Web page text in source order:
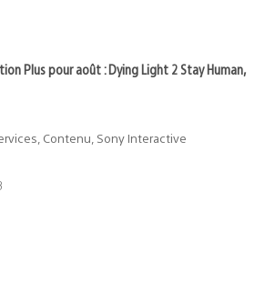
Plus pour août : Dying Light 2 Stay Human,
Contenu, Sony Interactive